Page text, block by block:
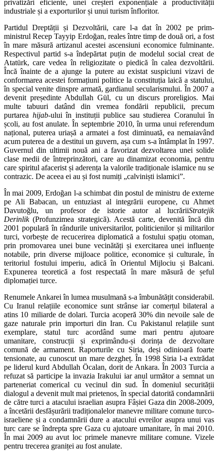
privatizări eficiente, unei creșteri exponențiale a productivității
industriale și a exporturilor și unui turism înfloritor.
Partidul Dreptății și Dezvoltării, care l-a dat în 2002 pe prim-
ministrul Recep Tayyip Erdoğan, reales între timp de două ori, a fost
în mare măsură artizanul acestei ascensiuni economice fulminante.
Respectivul partid s-a îndepărtat puțin de modelul social creat de
Atatürk, care vedea în religiozitate o piedică în calea dezvoltării.
Încă înainte de a ajunge la putere au existat suspiciuni vizavi de
conformarea acestei formațiuni politice la constituția laică a statului,
în special venite dinspre armată, gardianul secularismului. În 2007 a
devenit președinte Abdullah Gül, cu un discurs proreligios. Mai
multe tabuuri datând din vremea fondării republicii, precum
purtarea hijab-ului în instituții publice sau studierea Coranului în
școli, au fost anulate. În septembrie 2010, în urma unui referendum
național, puterea uriașă a armatei a fost diminuată, ea nemaiavând
acum puterea de a destitui un guvern, așa cum s-a întâmplat în 1997.
Guvernul din ultimii nouă ani a favorizat dezvoltarea unei solide
clase medii de întreprinzători, care au dinamizat economia, pentru
care spiritul afacerist și aderența la valorile tradiționale islamice nu se
contrazic. De aceea ei au și fost numiți „calviniști islamici”.
În mai 2009, Erdoğan l-a schimbat din postul de ministru de externe
pe Ali Babacan, un entuziast al integrării europene, cu Ahmet
Davutoğlu, un profesor de istorie autor al lucrăriiStratejik
Derinlik(Profunzimea strategică). Acestă carte, devenită încă din
2001 populară în rândurile universitarilor, politicienilor și militarilor
turci, vorbește de recucerirea diplomatică a fostului spațiu otoman,
prin promovarea unei bune vecinătăți și exercitarea unei influențe
notabile, prin diverse mijloace politice, economice și culturale, în
teritoriul fostului imperiu, adică în Orientul Mijlociu și Balcani.
Expunerea teoretică a fost respectată în mare măsură de șeful
diplomației turce.
Renumele Ankarei în lumea musulmană s-a îmbunătățit considerabil.
Cu Iranul relațiile economice sunt strânse iar comerțul bilateral a
atins 10 miliarde de dolari. Turcia acoperă 30% din nevoile sale de
gaze naturale prin importuri din Iran. Cu Pakistanul relațiile sunt
exemplare, statul turc acordând sume mari pentru ajutoare
umanitare, construcții și exprimându-și dorința de dezvoltare
comună de armament. Raporturile cu Siria, deși odinioară foarte
tensionate, au cunoscut un mare dezgheț. În 1998 Siria l-a extrădat
pe liderul kurd Abdullah Öcalan, dorit de Ankara. În 2003 Turcia a
refuzat să participe la invazia Irakului iar anul următor a semnat un
parteneriat comerical cu vecinul din sud. În domeniul securității
dialogul a devenit mult mai prietenos, în special datorită condamnării
de către turci a atacului israelian asupra Fâșiei Gaza din 2008-2009,
a încetării desfășurării tradiționalelor manevre militare comune turco-
israeliene și a condamnării dure a atacului evreilor asupra unui vas
turc care se îndrepta spre Gaza cu ajutoare umanitare, în mai 2010.
În mai 2009 au avut loc primele manevre militare comune. Vizele
pentru trecerea graniței au fost anulate.